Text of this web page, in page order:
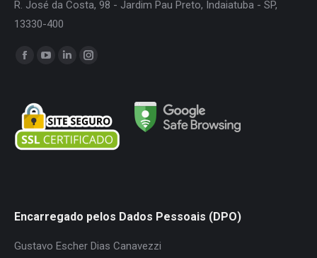
R. José da Costa, 98 - Jardim Pau Preto, Indaiatuba - SP,
13330-400
Encontre-nos em:
Facebook
opens
in
new
YouTube
in
new
Linkedin
in
new
Instagram
in
new
Encarregado pelos Dados Pessoais (DPO)
Gustavo Escher Dias Canavezzi